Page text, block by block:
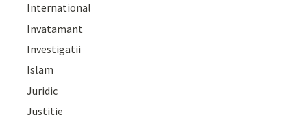
International
Invatamant
Investigatii
Islam
Juridic
Justitie